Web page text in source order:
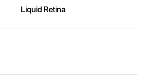
Liquid Retina